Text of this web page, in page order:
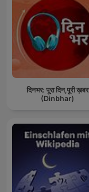
दिनभर: पूरा दिन,पूरी ख़बर
(Dinbhar)